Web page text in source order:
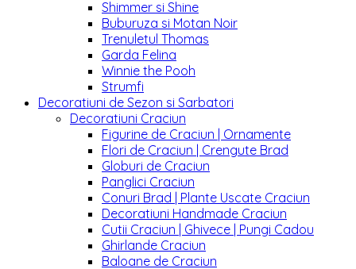
Shimmer si Shine
Buburuza si Motan Noir
Trenuletul Thomas
Garda Felina
Winnie the Pooh
Strumfi
Decoratiuni de Sezon si Sarbatori
Decoratiuni Craciun
Figurine de Craciun | Ornamente
Flori de Craciun | Crengute Brad
Globuri de Craciun
Panglici Craciun
Conuri Brad | Plante Uscate Craciun
Decoratiuni Handmade Craciun
Cutii Craciun | Ghivece | Pungi Cadou
Ghirlande Craciun
Baloane de Craciun